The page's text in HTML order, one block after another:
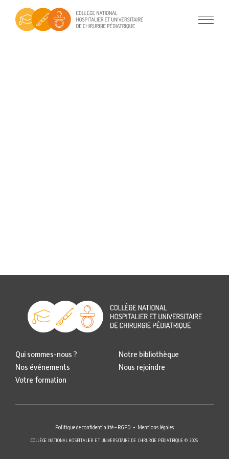
Qui sommes-nous ?
Nos événements
Votre formation
Notre bibliothèque
Nous rejoindre
Politique de confidentialité – RGPD Mentions légales
COLLÈGE NATIONAL HOSPITALIER ET UNIVERSITAIRE DE CHIRURGIE PÉDIATRIQUE © 2026